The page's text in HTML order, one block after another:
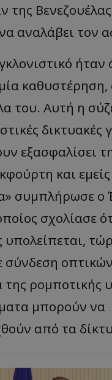
της
αναλάβει τον
ήταν
του. Αυτή η
δικτυακές
εξασφαλίσει
και
συμπλήρωσε ο
σχολίασε
σύνδεση
της ρομποτικής
μπορούν να
από τα